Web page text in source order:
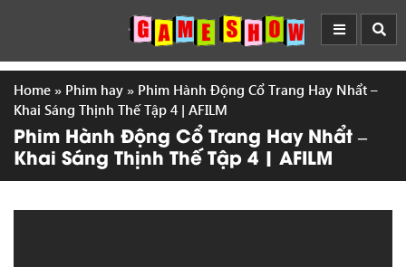
Home » Phim hay » Phim Hành Động Cổ Trang Hay Nhẩt –
Khai Sáng Thịnh Thế Tập 4 | AFILM
Phim Hành Động Cổ Trang Hay Nhẩt –
Khai Sáng Thịnh Thế Tập 4 | AFILM